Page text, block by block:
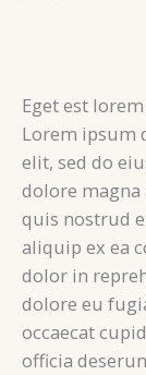
Eget est
Lorem ipsum
elit, sed do
dolore
quis nostrud
aliquip ex ea
dolor in
dolore eu
occaecat
officia